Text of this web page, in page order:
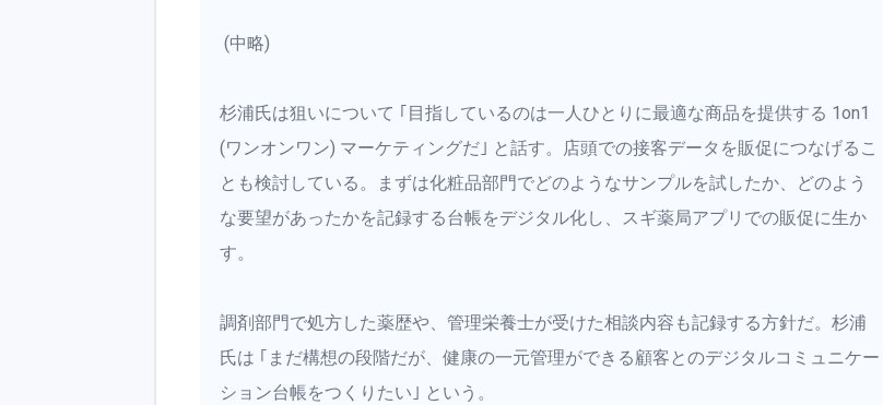
(中略)
杉浦氏は狙いについて ｢目指しているのは一人ひとりに最適な商品を提供する 1on1
(ワンオンワン) マーケティングだ｣ と話す。店頭での接客データを販促につなげるこ
とも検討している。まずは化粧品部門でどのようなサンプルを試したか、どのよう
な要望があったかを記録する台帳をデジタル化し、スギ薬局アプリでの販促に生か
す。
調剤部門で処方した薬歴や、管理栄養士が受けた相談内容も記録する方針だ。杉浦
氏は ｢まだ構想の段階だが、健康の一元管理ができる顧客とのデジタルコミュニケー
ション台帳をつくりたい｣ という。